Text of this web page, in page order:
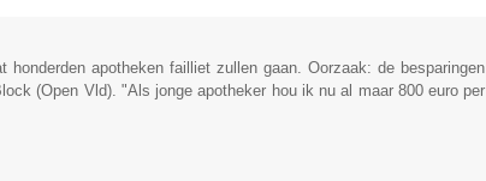
honderden apotheken failliet zullen gaan. Oorzaak: de besparingen
(Open Vld). "Als jonge apotheker hou ik nu al maar 800 euro per